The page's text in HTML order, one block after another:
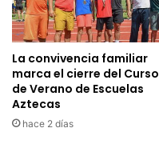
La convivencia familiar
marca el cierre del Curso
de Verano de Escuelas
Aztecas
hace 2 días